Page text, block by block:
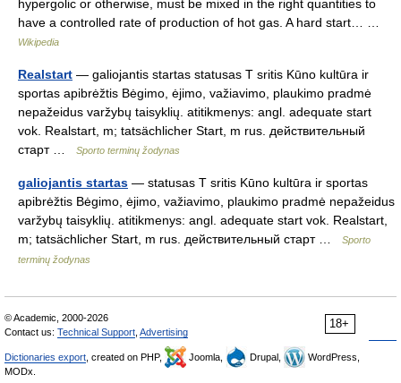
hypergolic or otherwise, must be mixed in the right quantities to
have a controlled rate of production of hot gas. A hard start… …
Wikipedia
Realstart — galiojantis startas statusas T sritis Kūno kultūra ir
sportas apibrėžtis Bėgimo, ėjimo, važiavimo, plaukimo pradmė
nepažeidus varžybų taisyklių. atitikmenys: angl. adequate start
vok. Realstart, m; tatsächlicher Start, m rus. действительный
старт …
Sporto terminų žodynas
galiojantis startas — statusas T sritis Kūno kultūra ir sportas
apibrėžtis Bėgimo, ėjimo, važiavimo, plaukimo pradmė nepažeidus
varžybų taisyklių. atitikmenys: angl. adequate start vok. Realstart,
m; tatsächlicher Start, m rus. действительный старт …
Sporto
terminų žodynas
18+
© Academic, 2000-2026
Contact us: Technical Support Advertising
Dictionaries export , created on PHP, Joomla, Drupal,
WordPress,
MODx.